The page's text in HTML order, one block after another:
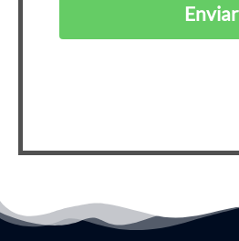
Enviar